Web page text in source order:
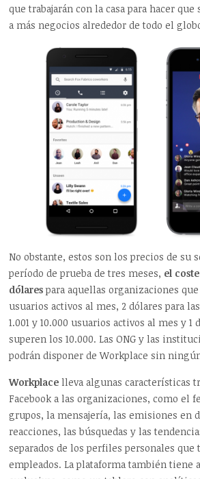
que trabajarán con la casa para hacer
a más negocios alrededor de todo el
No obstante, estos son los precios de su
período de prueba de tres meses, el
dólarespara aquellas organizaciones que
usuarios activos al mes, 2 dólares para
1.001 y 10.000 usuarios activos al mes y 1
superen los 10.000. Las ONG y las
podrán disponer de Workplace sin
Workplace lleva algunas características
Facebook a las organizaciones, como el
grupos, la mensajería, las emisiones en
reacciones, las búsquedas y las
separados de los perfiles personales que
empleados. La plataforma también tiene